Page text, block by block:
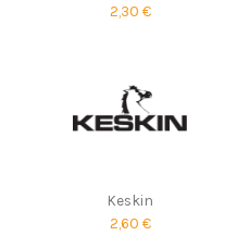
2,30 €
Keskin
2,60 €